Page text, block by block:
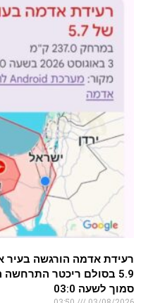
רעידת אדמה הורגשה בעיר
5.9 בסולם ריכטר
סמוך לשעה 03:0